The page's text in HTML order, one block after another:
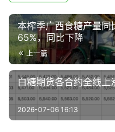
本榨季广西食糖产量同
65%，同比下降
上一篇
白糖期货各合约​全线
2026-07-06 16:13